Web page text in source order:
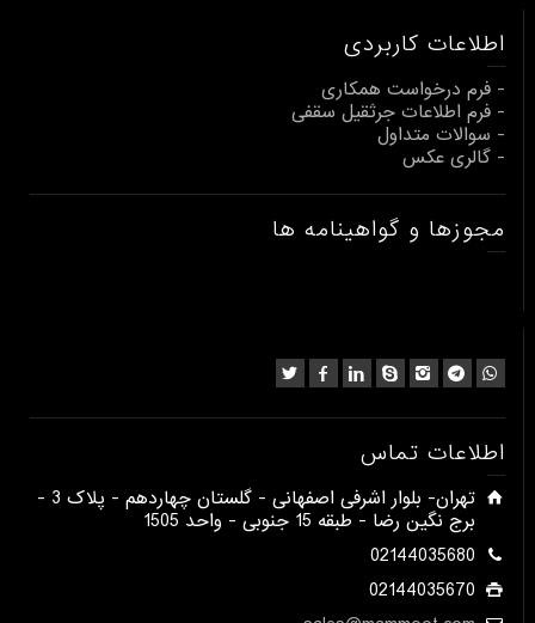
اطلاعات کاربردی
- فرم درخواست همکاری
- فرم اطلاعات جرثقیل سقفی
- سوالات متداول
- گالری عکس
مجوزها و گواهینامه ها
اطلاعات تماس
​تهران- بلوار اشرفی اصفهانی - گلستان چهاردهم - پلاک 3 -
برج نگین رضا - طبقه 15 جنوبی - واحد 1505​
02144035680
02144035670